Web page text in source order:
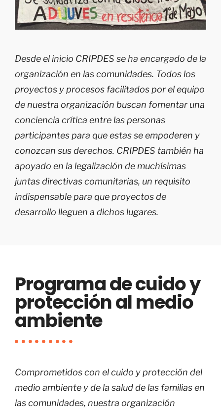
Desde el inicio CRIPDES se ha encargado de la
organización en las comunidades. Todos los
proyectos y procesos facilitados por el equipo
de nuestra organización buscan fomentar una
conciencia crítica entre las personas
participantes para que estas se empoderen y
conozcan sus derechos. CRIPDES también ha
apoyado en la legalización de muchísimas
juntas directivas comunitarias, un requisito
indispensable para que proyectos de
desarrollo lleguen a dichos lugares.
Programa de cuido y
protección al medio
ambiente
Comprometidos con el cuido y protección del
medio ambiente y de la salud de las familias en
las comunidades, nuestra organización